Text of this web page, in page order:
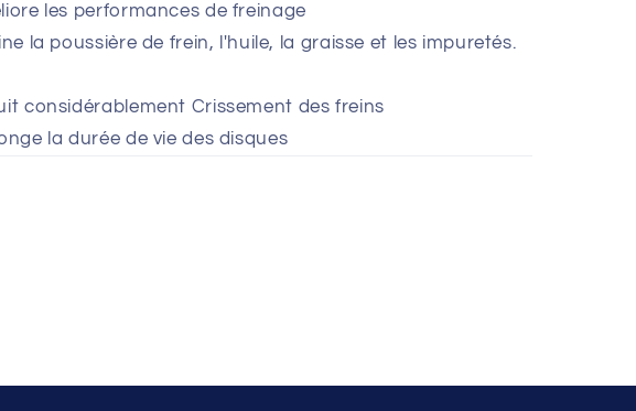
les performances de freinage
la poussière de frein, l'huile, la graisse et les impuretés.
considérablement Crissement des freins
la durée de vie des disques